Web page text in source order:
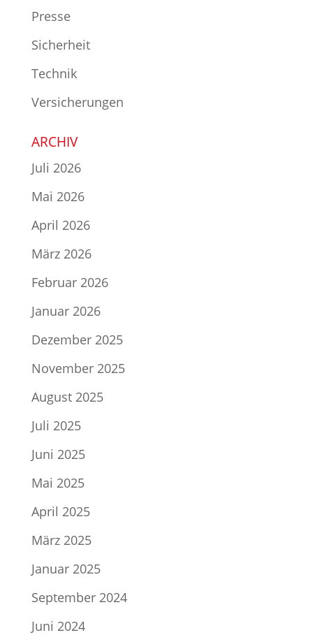
Presse
Sicherheit
Technik
Versicherungen
ARCHIV
Juli 2026
Mai 2026
April 2026
März 2026
Februar 2026
Januar 2026
Dezember 2025
November 2025
August 2025
Juli 2025
Juni 2025
Mai 2025
April 2025
März 2025
Januar 2025
September 2024
Juni 2024